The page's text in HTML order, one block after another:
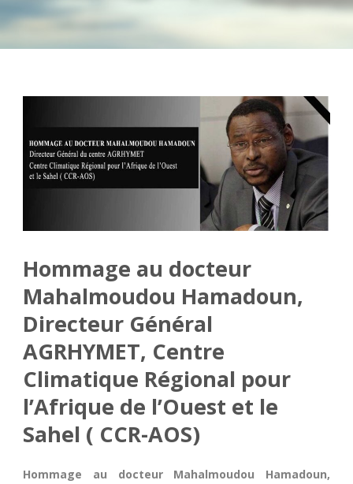
Hommage au docteur
Mahalmoudou Hamadoun,
Directeur Général
AGRHYMET, Centre
Climatique Régional pour
l’Afrique de l’Ouest et le
Sahel ( CCR-AOS)
Hommage au docteur Mahalmoudou Hamadoun,